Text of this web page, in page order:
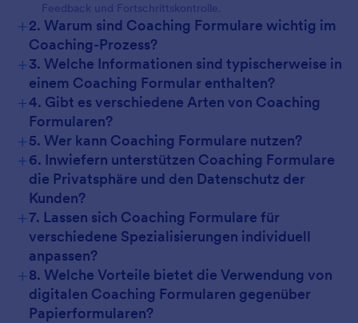
Feedback und Fortschrittskontrolle.
+2. Warum sind Coaching Formulare wichtig im
Coaching-Prozess?
+3. Welche Informationen sind typischerweise in
einem Coaching Formular enthalten?
+4. Gibt es verschiedene Arten von Coaching
Formularen?
+5. Wer kann Coaching Formulare nutzen?
+6. Inwiefern unterstützen Coaching Formulare
die Privatsphäre und den Datenschutz der
Kunden?
+7. Lassen sich Coaching Formulare für
verschiedene Spezialisierungen individuell
anpassen?
+8. Welche Vorteile bietet die Verwendung von
digitalen Coaching Formularen gegenüber
Papierformularen?